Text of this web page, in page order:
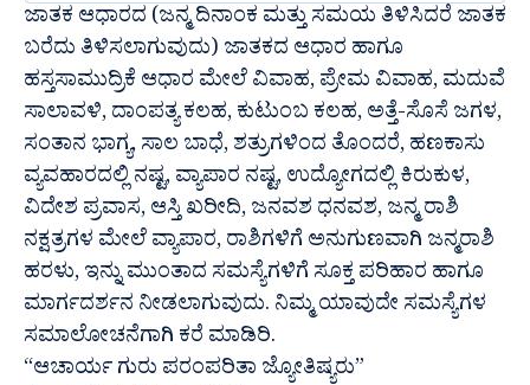
ಜಾತಕ ಆಧಾರದ (ಜನ್ಮ ದಿನಾಂಕ ಮತ್ತು ಸಮಯ ತಿಳಿಸಿದರೆ ಜಾತಕ
ಬರೆದು ತಿಳಿಸಲಾಗುವುದು) ಜಾತಕದ ಆಧಾರ ಹಾಗೂ
ಹಸ್ತಸಾಮುದ್ರಿಕೆ ಆಧಾರ ಮೇಲೆ ವಿವಾಹ, ಪ್ರೇಮ ವಿವಾಹ, ಮದುವೆ
ಸಾಲಾವಳಿ, ದಾಂಪತ್ಯ ಕಲಹ, ಕುಟುಂಬ ಕಲಹ, ಅತ್ತೆ-ಸೊಸೆ ಜಗಳ,
ಸಂತಾನ ಭಾಗ್ಯ, ಸಾಲ ಬಾಧೆ, ಶತ್ರುಗಳಿಂದ ತೊಂದರೆ, ಹಣಕಾಸು
ವ್ಯವಹಾರದಲ್ಲಿ ನಷ್ಟ, ವ್ಯಾಪಾರ ನಷ್ಟ, ಉದ್ಯೋಗದಲ್ಲಿ ಕಿರುಕುಳ,
ವಿದೇಶ ಪ್ರವಾಸ, ಆಸ್ತಿ ಖರೀದಿ, ಜನವಶ ಧನವಶ, ಜನ್ಮ ರಾಶಿ
ನಕ್ಷತ್ರಗಳ ಮೇಲೆ ವ್ಯಾಪಾರ, ರಾಶಿಗಳಿಗೆ ಅನುಗುಣವಾಗಿ ಜನ್ಮರಾಶಿ
ಹರಳು, ಇನ್ನು ಮುಂತಾದ ಸಮಸ್ಯೆಗಳಿಗೆ ಸೂಕ್ತ ಪರಿಹಾರ ಹಾಗೂ
ಮಾರ್ಗದರ್ಶನ ನೀಡಲಾಗುವುದು. ನಿಮ್ಮ ಯಾವುದೇ ಸಮಸ್ಯೆಗಳ
ಸಮಾಲೋಚನೆಗಾಗಿ ಕರೆ ಮಾಡಿರಿ.
“ಆಚಾರ್ಯ ಗುರು ಪರಂಪರಿತಾ ಜ್ಯೋತಿಷ್ಯರು”